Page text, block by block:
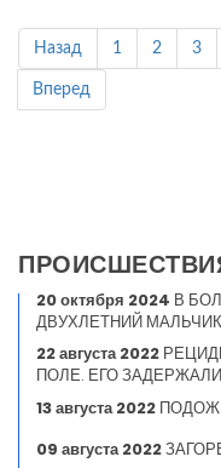
Назад 1 2 3
Вперед
20 октября 2024 В
ДВУХЛЕТНИЙ МАЛЬЧИК
22 августа 2022
ПОЛЕ. ЕГО ЗАДЕРЖАЛИ
13 августа 2022
09 августа 2022